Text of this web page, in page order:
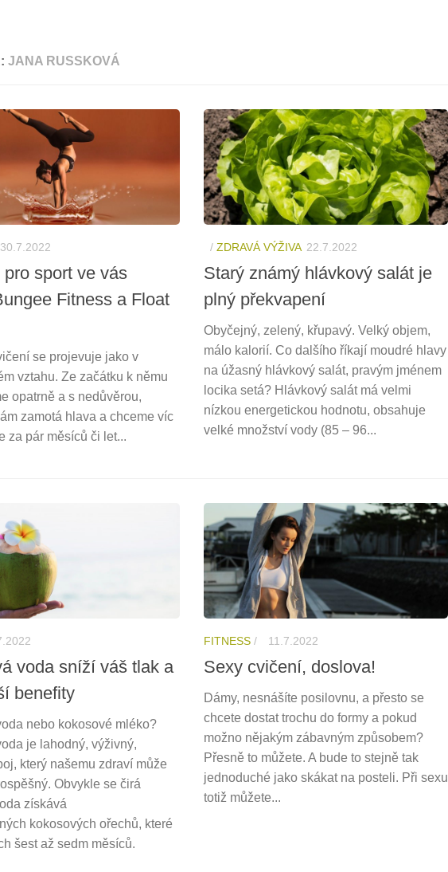
JANA RUSSKOVÁ
30.7.2022
sport ve vás
Fitness a Float
se projevuje jako v
vztahu. Ze začátku k němu
opatrně a s nedůvěrou,
zamotá hlava a chceme víc
za pár měsíců či let...
/ ZDRAVÁ VÝŽIVA 22.7.2022
Starý známý hlávkový salát je
plný překvapení
Obyčejný, zelený, křupavý. Velký objem,
málo kalorií. Co dalšího říkají moudré hlavy
na úžasný hlávkový salát, pravým jménem
locika setá? Hlávkový salát má velmi
nízkou energetickou hodnotu, obsahuje
velké množství vody (85 – 96...
voda sníží váš tlak a
benefity
nebo kokosové mléko?
je lahodný, výživný,
který našemu zdraví může
Obvykle se čirá
získává
kokosových ořechů, které
šest až sedm měsíců.
FITNESS / 11.7.2022
Sexy cvičení, doslova!
Dámy, nesnášíte posilovnu, a přesto se
chcete dostat trochu do formy a pokud
možno nějakým zábavným způsobem?
Přesně to můžete. A bude to stejně tak
jednoduché jako skákat na posteli. Při sexu
totiž můžete...